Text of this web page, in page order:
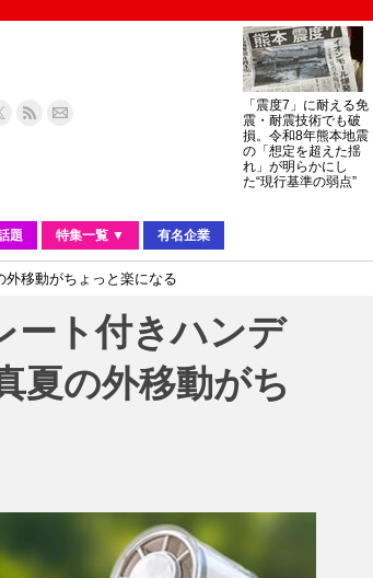
「震度7」に耐える免
震・耐震技術でも破
損。令和8年熊本地震
の「想定を超えた揺
れ」が明らかにし
た“現行基準の弱点”
題 特集一覧 ▼ 有名企業
外移動がちょっと楽になる
ート付きハンデ
夏の外移動がち